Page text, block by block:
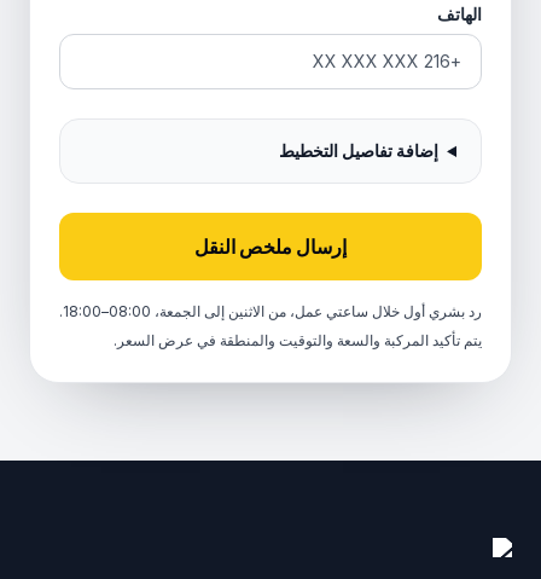
الهاتف
إضافة تفاصيل التخطيط
إرسال ملخص النقل
رد بشري أول خلال ساعتي عمل، من الاثنين إلى الجمعة، 08:00–18:00.
يتم تأكيد المركبة والسعة والتوقيت والمنطقة في عرض السعر.